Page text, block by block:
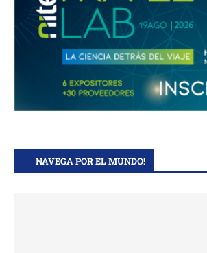
NAVEGA POR EL MUNDO!